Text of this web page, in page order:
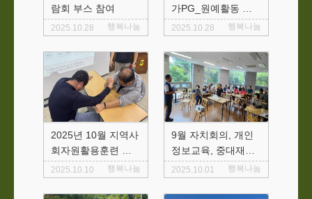
람회 부스 참여
2025.10.28 행복나눔
가PG_원예활동 진
행
2025.10.28 행복나눔
2025년 10월 지역사
회자원활용훈련 명
절 맞이 놀이 한마당
2025.10.10 행복나눔
9월 자치회의, 개인
정보교육, 중대재해
처벌법교육
2025.10.01 행복나눔